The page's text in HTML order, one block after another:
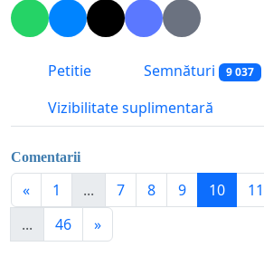
Petitie Semnături 9 037
Vizibilitate suplimentară
Comentarii
« 1 ... 7 8 9 10 11
...
46 »